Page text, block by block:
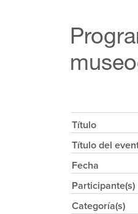
Título
Título del
Fecha
Participante(s)
Categoría(s)